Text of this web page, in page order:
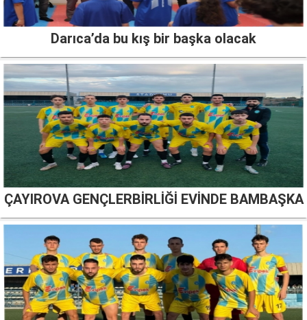
Darıca’da bu kış bir başka olacak
ÇAYIROVA GENÇLERBİRLİĞİ EVİNDE BAMBAŞKA